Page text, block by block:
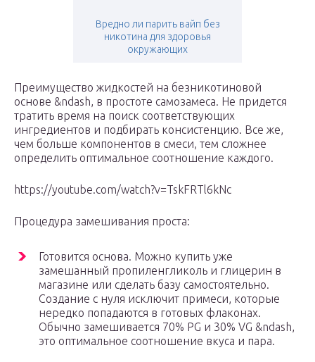
Вредно ли парить вайп без
никотина для здоровья
окружающих
Преимущество жидкостей на безникотиновой
основе &ndash, в простоте самозамеса. Не придется
тратить время на поиск соответствующих
ингредиентов и подбирать консистенцию. Все же,
чем больше компонентов в смеси, тем сложнее
определить оптимальное соотношение каждого.
https://youtube.com/watch?v=TskFRTl6kNc
Процедура замешивания проста:
Готовится основа. Можно купить уже
замешанный пропиленгликоль и глицерин в
магазине или сделать базу самостоятельно.
Создание с нуля исключит примеси, которые
нередко попадаются в готовых флаконах.
Обычно замешивается 70% PG и 30% VG &ndash,
это оптимальное соотношение вкуса и пара.